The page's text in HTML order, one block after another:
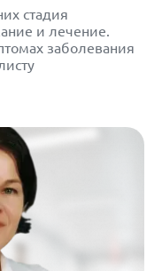
стадия
и лечение.
заболевания